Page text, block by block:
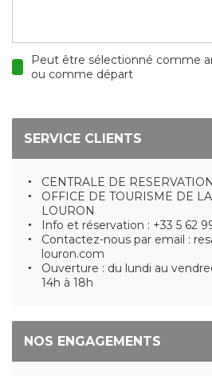
Peut être sélectionné comme
ou comme départ
SERVICE CLIENTS
CENTRALE DE RESERVATION
OFFICE DE TOURISME DE
LOURON
Info et réservation : +33 5 62
Contactez-nous par email :
louron.com
Ouverture : du lundi au
14h à 18h
NOS ENGAGEMENTS